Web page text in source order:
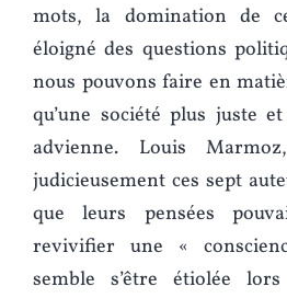
mots, la domination de
éloigné des questions
nous pouvons faire en
qu’une société plus juste
advienne. Louis
judicieusement ces sept
que leurs pensées
revivifier une «
semble s’être étiolée